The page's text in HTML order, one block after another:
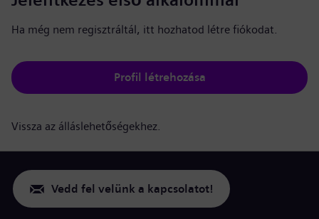
Ha még nem regisztráltál, itt hozhatod létre fiókodat.
Profil létrehozása
Vissza az álláslehetőségekhez.
Vedd fel velünk a kapcsolatot!